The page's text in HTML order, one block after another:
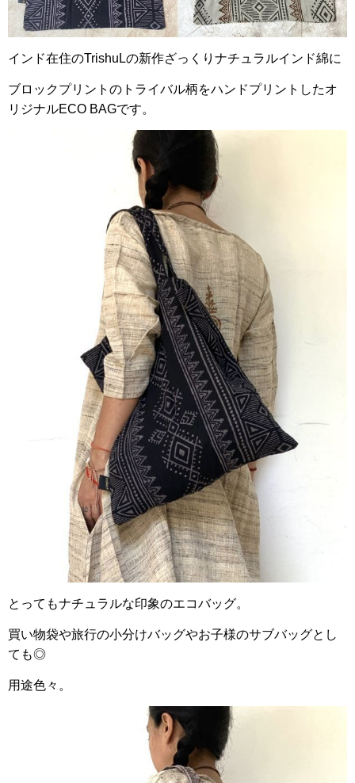
インド在住のTrishuLの新作ざっくりナチュラルインド綿に
ブロックプリントのトライバル柄をハンドプリントしたオ
リジナルECO BAGです。
とってもナチュラルな印象のエコバッグ。
買い物袋や旅行の小分けバッグやお子様のサブバッグとし
ても◎
用途色々。